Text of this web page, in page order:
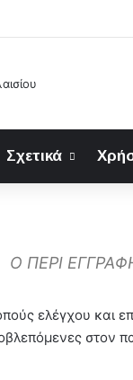
Σχετικά
Ο ΠΕΡΙ
ελέγχου και
στον